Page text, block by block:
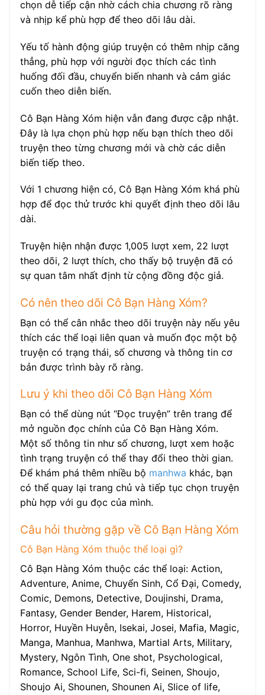
chọn dễ tiếp cận nhờ cách chia chương rõ ràng
và nhịp kể phù hợp để theo dõi lâu dài.
Yếu tố hành động giúp truyện có thêm nhịp căng
thẳng, phù hợp với người đọc thích các tình
huống đối đầu, chuyển biến nhanh và cảm giác
cuốn theo diễn biến.
Cô Bạn Hàng Xóm hiện vẫn đang được cập nhật.
Đây là lựa chọn phù hợp nếu bạn thích theo dõi
truyện theo từng chương mới và chờ các diễn
biến tiếp theo.
Với 1 chương hiện có, Cô Bạn Hàng Xóm khá phù
hợp để đọc thử trước khi quyết định theo dõi lâu
dài.
Truyện hiện nhận được 1,005 lượt xem, 22 lượt
theo dõi, 2 lượt thích, cho thấy bộ truyện đã có
sự quan tâm nhất định từ cộng đồng độc giả.
Có nên theo dõi Cô Bạn Hàng Xóm?
Bạn có thể cân nhắc theo dõi truyện này nếu yêu
thích các thể loại liên quan và muốn đọc một bộ
truyện có trạng thái, số chương và thông tin cơ
bản được trình bày rõ ràng.
Lưu ý khi theo dõi Cô Bạn Hàng Xóm
Bạn có thể dùng nút “Đọc truyện” trên trang để
mở nguồn đọc chính của Cô Bạn Hàng Xóm.
Một số thông tin như số chương, lượt xem hoặc
tình trạng truyện có thể thay đổi theo thời gian.
Để khám phá thêm nhiều bộ manhwa khác, bạn
có thể quay lại trang chủ và tiếp tục chọn truyện
phù hợp với gu đọc của mình.
Câu hỏi thường gặp về Cô Bạn Hàng Xóm
Cô Bạn Hàng Xóm thuộc thể loại gì?
Cô Bạn Hàng Xóm thuộc các thể loại: Action,
Adventure, Anime, Chuyển Sinh, Cổ Đại, Comedy,
Comic, Demons, Detective, Doujinshi, Drama,
Fantasy, Gender Bender, Harem, Historical,
Horror, Huyền Huyễn, Isekai, Josei, Mafia, Magic,
Manga, Manhua, Manhwa, Martial Arts, Military,
Mystery, Ngôn Tình, One shot, Psychological,
Romance, School Life, Sci-fi, Seinen, Shoujo,
Shoujo Ai, Shounen, Shounen Ai, Slice of life,